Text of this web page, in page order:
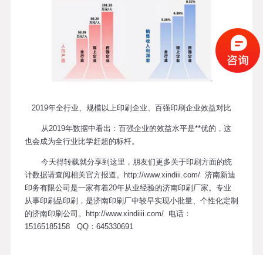
2019年全行业、规模以上印刷企业、百强印刷企业效益对比
从2019年数据中看出：百强企业的效益水平是**优的，这
也会成为全行业比学赶超的标杆。
今天得转载就分享到这里，朋友们更多关于印刷方面的统
计数据请查阅相关官方报道。http://www.xindiii.com/ 济南新迪
印务有限公司是一家有着20年从业经验的济南印刷厂家。专业
从事印刷品印刷，是济南印刷厂中较早实现小批量、个性化定制
的济南印刷公司。http://www.xindiiii.com/ 电话：
15165185158 QQ：645330691